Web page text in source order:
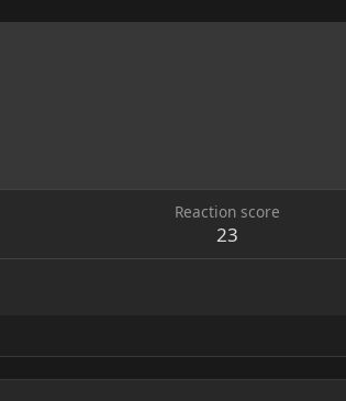
Reaction score
23